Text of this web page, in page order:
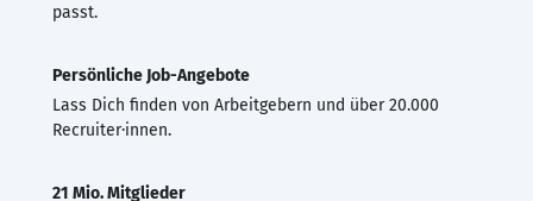
passt.
Persönliche Job-Angebote
Lass Dich finden von Arbeitgebern und über 20.000
Recruiter·innen.
21 Mio. Mitglieder